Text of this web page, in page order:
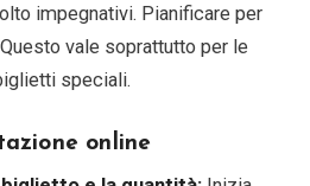
impegnativi. Pianificare per
vale soprattutto per le
speciali.
online